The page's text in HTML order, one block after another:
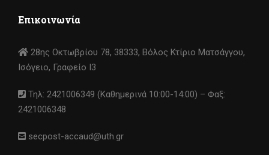
Επικοινωνία
28ης Οκτωβρίου 78, 38333, Βόλος Κτίριο Ματσάγγου,
Ισόγειο, Γραφείο I3
Τηλ: 2421006349 (Καθημερινά 10:00-14:00) – Φαξ:
2421006348
secpost-accaud@uth.gr